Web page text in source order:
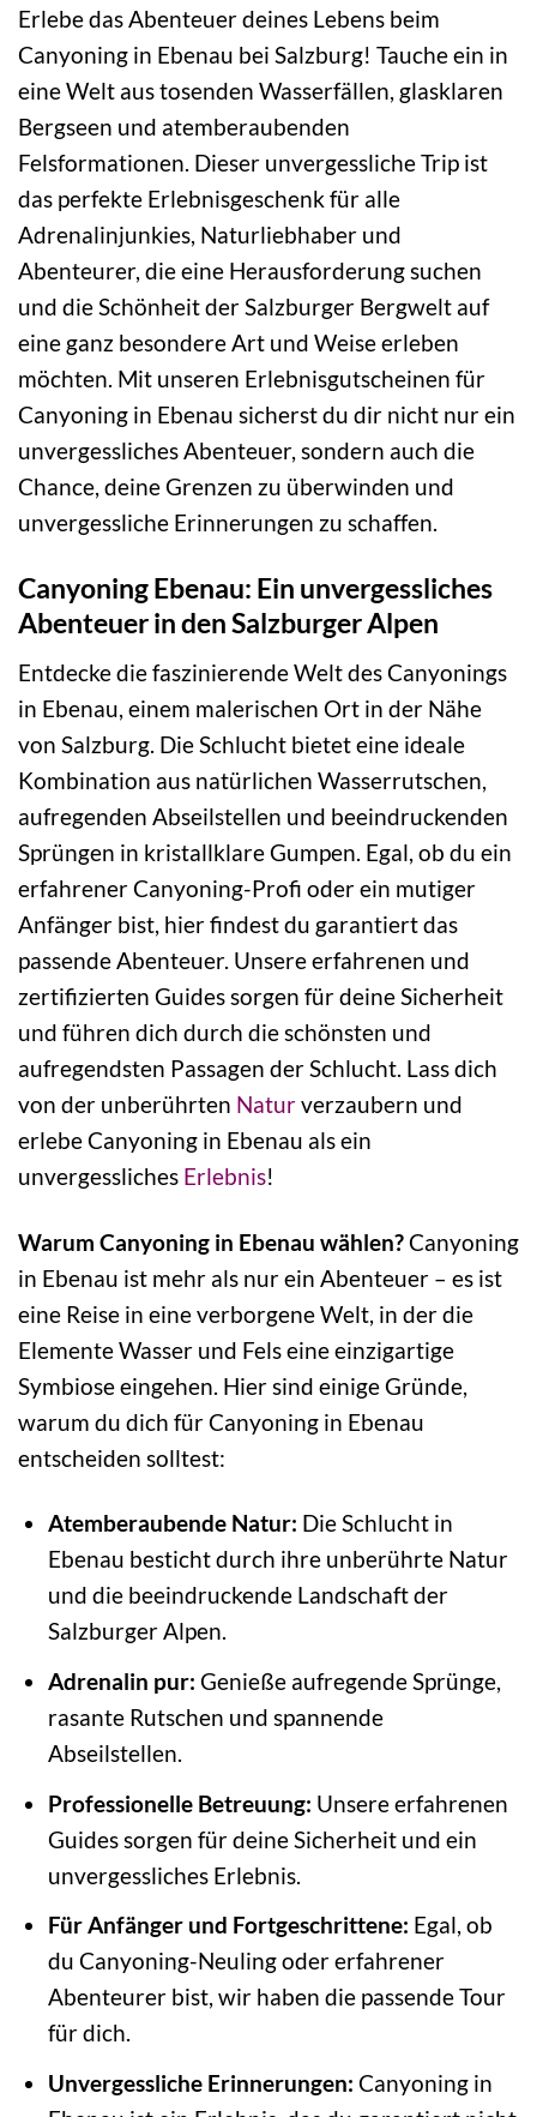
Erlebe das Abenteuer deines Lebens beim
Canyoning in Ebenau bei Salzburg! Tauche ein in
eine Welt aus tosenden Wasserfällen, glasklaren
Bergseen und atemberaubenden
Felsformationen. Dieser unvergessliche Trip ist
das perfekte Erlebnisgeschenk für alle
Adrenalinjunkies, Naturliebhaber und
Abenteurer, die eine Herausforderung suchen
und die Schönheit der Salzburger Bergwelt auf
eine ganz besondere Art und Weise erleben
möchten. Mit unseren Erlebnisgutscheinen für
Canyoning in Ebenau sicherst du dir nicht nur ein
unvergessliches Abenteuer, sondern auch die
Chance, deine Grenzen zu überwinden und
unvergessliche Erinnerungen zu schaffen.
Canyoning Ebenau: Ein unvergessliches
Abenteuer in den Salzburger Alpen
Entdecke die faszinierende Welt des Canyonings
in Ebenau, einem malerischen Ort in der Nähe
von Salzburg. Die Schlucht bietet eine ideale
Kombination aus natürlichen Wasserrutschen,
aufregenden Abseilstellen und beeindruckenden
Sprüngen in kristallklare Gumpen. Egal, ob du ein
erfahrener Canyoning-Profi oder ein mutiger
Anfänger bist, hier findest du garantiert das
passende Abenteuer. Unsere erfahrenen und
zertifizierten Guides sorgen für deine Sicherheit
und führen dich durch die schönsten und
aufregendsten Passagen der Schlucht. Lass dich
von der unberührten Naturverzaubern und
erlebe Canyoning in Ebenau als ein
unvergessliches Erlebnis!
Warum Canyoning in Ebenau wählen?Canyoning
in Ebenau ist mehr als nur ein Abenteuer – es ist
eine Reise in eine verborgene Welt, in der die
Elemente Wasser und Fels eine einzigartige
Symbiose eingehen. Hier sind einige Gründe,
warum du dich für Canyoning in Ebenau
entscheiden solltest:
Atemberaubende Natur: Die Schlucht in
Ebenau besticht durch ihre unberührte Natur
und die beeindruckende Landschaft der
Salzburger Alpen.
Adrenalin pur: Genieße aufregende Sprünge,
rasante Rutschen und spannende
Abseilstellen.
Professionelle Betreuung: Unsere erfahrenen
Guides sorgen für deine Sicherheit und ein
unvergessliches Erlebnis.
Für Anfänger und Fortgeschrittene: Egal, ob
du Canyoning-Neuling oder erfahrener
Abenteurer bist, wir haben die passende Tour
für dich.
Unvergessliche Erinnerungen: Canyoning in